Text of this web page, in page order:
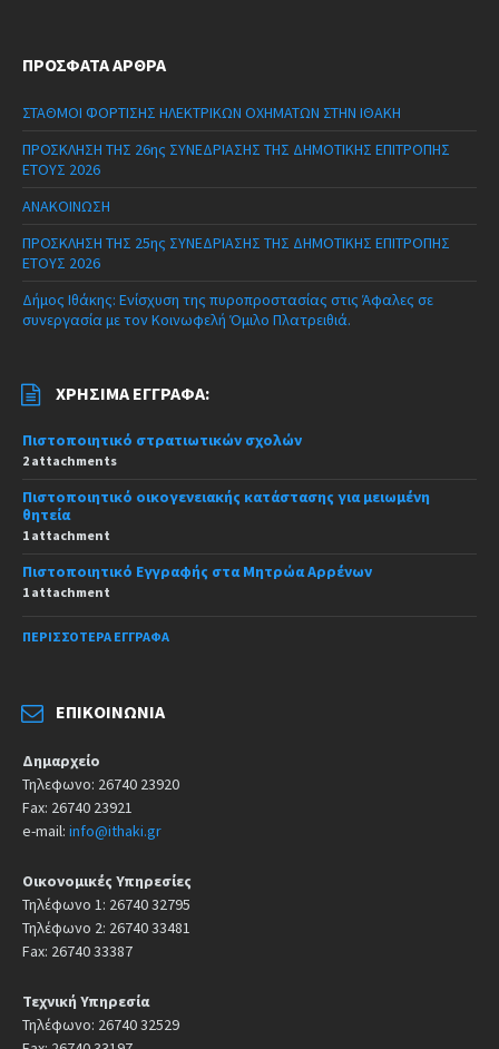
ΠΡΌΣΦΑΤΑ ΆΡΘΡΑ
ΣΤΑΘΜΟΙ ΦΟΡΤΙΣΗΣ ΗΛΕΚΤΡΙΚΩΝ ΟΧΗΜΑΤΩΝ ΣΤΗΝ ΙΘΑΚΗ
ΠΡΟΣΚΛΗΣΗ ΤΗΣ 26ης ΣΥΝΕΔΡΙΑΣΗΣ ΤΗΣ ΔΗΜΟΤΙΚΗΣ ΕΠΙΤΡΟΠΗΣ
ΕΤΟΥΣ 2026
ΑΝΑΚΟΙΝΩΣΗ
ΠΡΟΣΚΛΗΣΗ ΤΗΣ 25ης ΣΥΝΕΔΡΙΑΣΗΣ ΤΗΣ ΔΗΜΟΤΙΚΗΣ ΕΠΙΤΡΟΠΗΣ
ΕΤΟΥΣ 2026
Δήμος Ιθάκης: Ενίσχυση της πυροπροστασίας στις Άφαλες σε
συνεργασία με τον Κοινωφελή Όμιλο Πλατρειθιά.
ΧΡΉΣΙΜΑ ΈΓΓΡΑΦΑ:
Πιστοποιητικό στρατιωτικών σχολών
2 attachments
Πιστοποιητικό οικογενειακής κατάστασης για μειωμένη
θητεία
1 attachment
Πιστοποιητικό Εγγραφής στα Μητρώα Αρρένων
1 attachment
ΠΕΡΙΣΣΌΤΕΡΑ ΈΓΓΡΑΦΑ
ΕΠΙΚΟΙΝΩΝΊΑ
Δημαρχείο
Τηλεφωνο: 26740 23920
Fax: 26740 23921
e-mail: info@ithaki.gr
Οικονομικές Υπηρεσίες
Τηλέφωνο 1: 26740 32795
Τηλέφωνο 2: 26740 33481
Fax: 26740 33387
Τεχνική Υπηρεσία
Τηλέφωνο: 26740 32529